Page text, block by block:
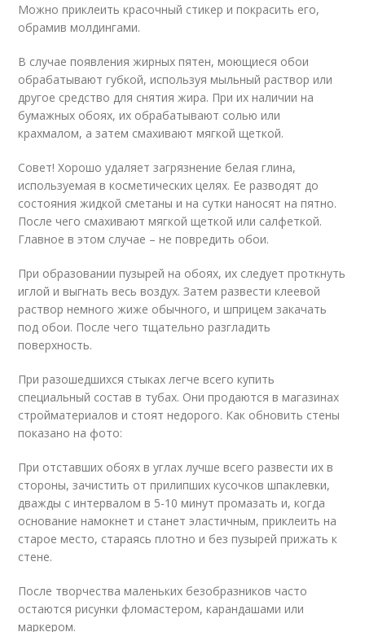
Можно приклеить красочный стикер и покрасить его,
обрамив молдингами.
В случае появления жирных пятен, моющиеся обои
обрабатывают губкой, используя мыльный раствор или
другое средство для снятия жира. При их наличии на
бумажных обоях, их обрабатывают солью или
крахмалом, а затем смахивают мягкой щеткой.
Совет! Хорошо удаляет загрязнение белая глина,
используемая в косметических целях. Ее разводят до
состояния жидкой сметаны и на сутки наносят на пятно.
После чего смахивают мягкой щеткой или салфеткой.
Главное в этом случае – не повредить обои.
При образовании пузырей на обоях, их следует проткнуть
иглой и выгнать весь воздух. Затем развести клеевой
раствор немного жиже обычного, и шприцем закачать
под обои. После чего тщательно разгладить
поверхность.
При разошедшихся стыках легче всего купить
специальный состав в тубах. Они продаются в магазинах
стройматериалов и стоят недорого. Как обновить стены
показано на фото:
При отставших обоях в углах лучше всего развести их в
стороны, зачистить от прилипших кусочков шпаклевки,
дважды с интервалом в 5-10 минут промазать и, когда
основание намокнет и станет эластичным, приклеить на
старое место, стараясь плотно и без пузырей прижать к
стене.
После творчества маленьких безобразников часто
остаются рисунки фломастером, карандашами или
маркером.